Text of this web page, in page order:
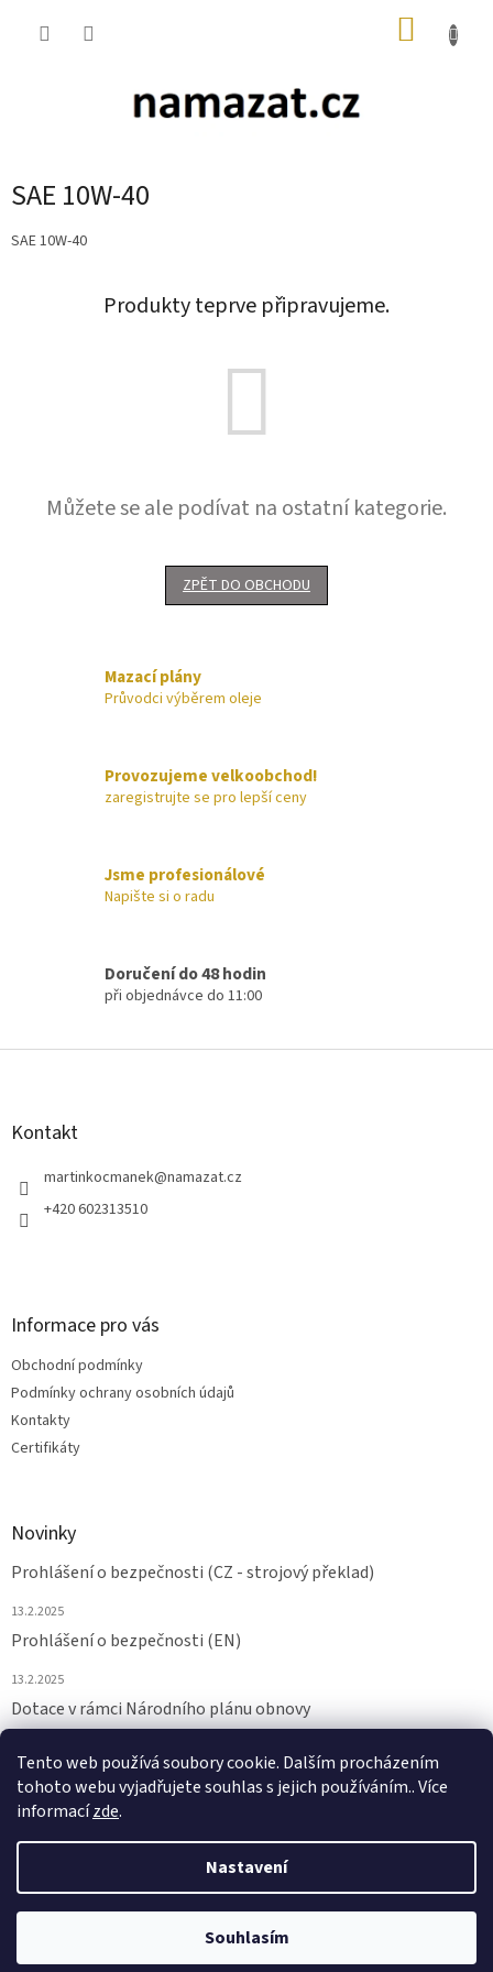
Tento web používá soubory cookie. Dalším procházením
tohoto webu vyjadřujete souhlas s jejich používáním.. Více
informacízde.
Nastavení
Souhlasím
SAE 10W-40
SAE 10W-40
Produkty teprve připravujeme.
Můžete se ale podívat na ostatní kategorie.
ZPĚT DO OBCHODU
Mazací plány
Průvodci výběrem oleje
Provozujeme velkoobchod!
zaregistrujte se pro lepší ceny
Jsme profesionálové
Napište si o radu
Doručení do 48 hodin
při objednávce do 11:00
Z
Kontakt
martinkocmanek@namazat.cz
+420 602313510
Informace pro vás
Obchodní podmínky
Podmínky ochrany osobních údajů
Kontakty
Certifikáty
Novinky
Prohlášení o bezpečnosti (CZ - strojový překlad)
13.2.2025
Prohlášení o bezpečnosti (EN)
13.2.2025
Dotace v rámci Národního plánu obnovy
ARCHIV
Vytvořil Shoptet
NAMAZAT.CZ. Všechna práva vyhrazena.